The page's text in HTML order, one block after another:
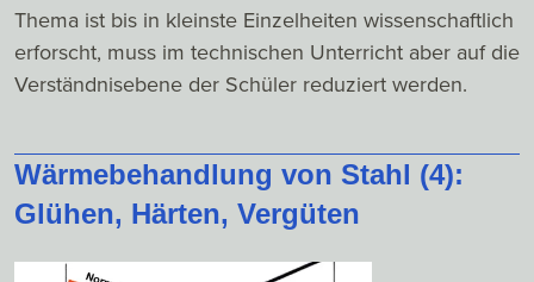
Thema ist bis in kleinste Einzelheiten wissenschaftlich
erforscht, muss im technischen Unterricht aber auf die
Verständnisebene der Schüler reduziert werden.
Wärmebehandlung von Stahl (4):
Glühen, Härten, Vergüten